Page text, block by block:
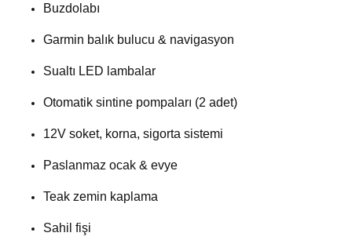
Buzdolabı
Garmin balık bulucu & navigasyon
Sualtı LED lambalar
Otomatik sintine pompaları (2 adet)
12V soket, korna, sigorta sistemi
Paslanmaz ocak & evye
Teak zemin kaplama
Sahil fişi